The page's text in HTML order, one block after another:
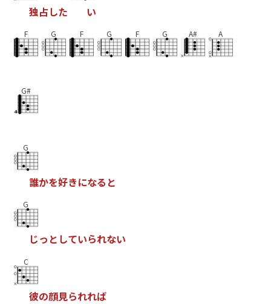
独占した い
F G F G F G A# A
G#
G
誰かを好きになる と
G
じっ と していられない
C
彼の顔見られれば